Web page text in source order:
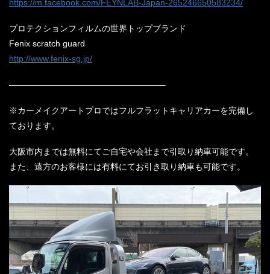
https://m.facebook.com/FEYNLAB-Japan-265246650583234/
プロテクションフィルムの世界トップブランド
Fenix scratch guard
http://www.fenix-sg.jp/
——————————————————–
※カーメイクアートプロではフルフラットキャリアカーを完備し
ております。
大阪市内までは無料にてご自宅や会社まで引取り納車可能です。
また、遠方のお客様には有料にてお引き取り納車も可能です。